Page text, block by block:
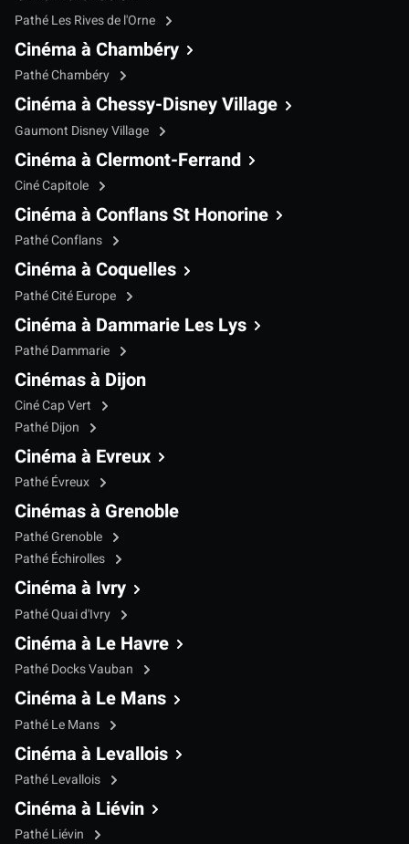
Pathé Les Rives de l'Orne
Cinéma à Chambéry
Pathé Chambéry
Cinéma à Chessy-Disney Village
Gaumont Disney Village
Cinéma à Clermont-Ferrand
Ciné Capitole
Cinéma à Conflans St Honorine
Pathé Conflans
Cinéma à Coquelles
Pathé Cité Europe
Cinéma à Dammarie Les Lys
Pathé Dammarie
Cinémas à Dijon
Ciné Cap Vert
Pathé Dijon
Cinéma à Evreux
Pathé Évreux
Cinémas à Grenoble
Pathé Grenoble
Pathé Échirolles
Cinéma à Ivry
Pathé Quai d'Ivry
Cinéma à Le Havre
Pathé Docks Vauban
Cinéma à Le Mans
Pathé Le Mans
Cinéma à Levallois
Pathé Levallois
Cinéma à Liévin
Pathé Liévin